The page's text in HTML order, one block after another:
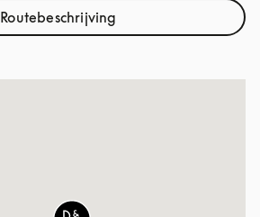
RoutebeschrijvingLink Opens in New Tab